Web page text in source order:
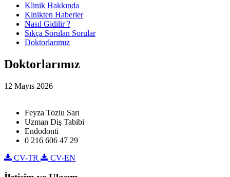
Klinik Hakkında
Klnikten Haberler
Nasıl Gidilir ?
Sıkça Sorulan Sorular
Doktorlarımız
Doktorlarımız
12 Mayıs 2026
Feyza Tozlu Sarı
Uzman Diş Tabibi
Endodonti
0 216 606 47 29
CV-TR
CV-EN